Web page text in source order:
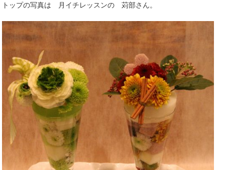
トップの写真は 月イチレッスンの 苅部さん。